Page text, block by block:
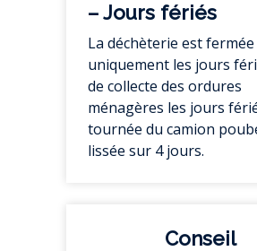
– Jours fériés
La déchèterie est fermée
uniquement les jours
de collecte des ordures
ménagères les jours
tournée du camion
lissée sur 4 jours.
Conseil